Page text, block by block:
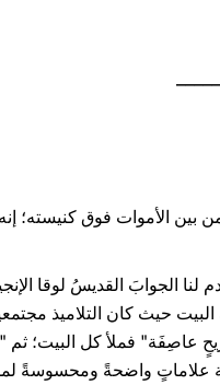
بين الأموات فوق كنيسته؛
لنا الجوابَ القديسُ لوقا
لذاك البيت حيث كان التلاميذ
عاصِفَة" فملأ كل البيت؛
علاماتٍ واضحةً ومحسوسةً